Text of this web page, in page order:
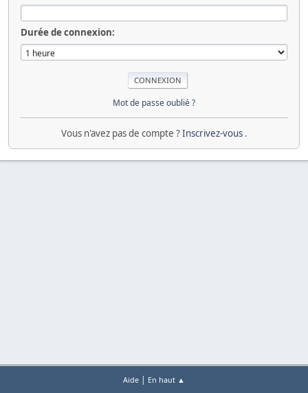
Durée de connexion:
Mot de passe oublié ?
Vous n'avez pas de compte ?Inscrivez-vous .
Aide | En haut ▲